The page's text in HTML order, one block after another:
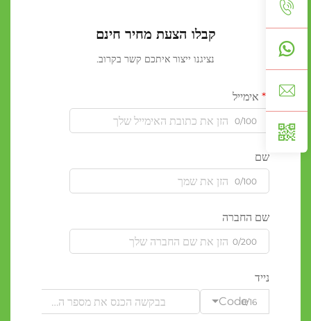
קבלו הצעת מחיר חינם
נציגנו ייצור איתכם קשר בקרוב.
אימייל
0/100
שם
0/100
שם החברה
0/200
נייד
Code0/16